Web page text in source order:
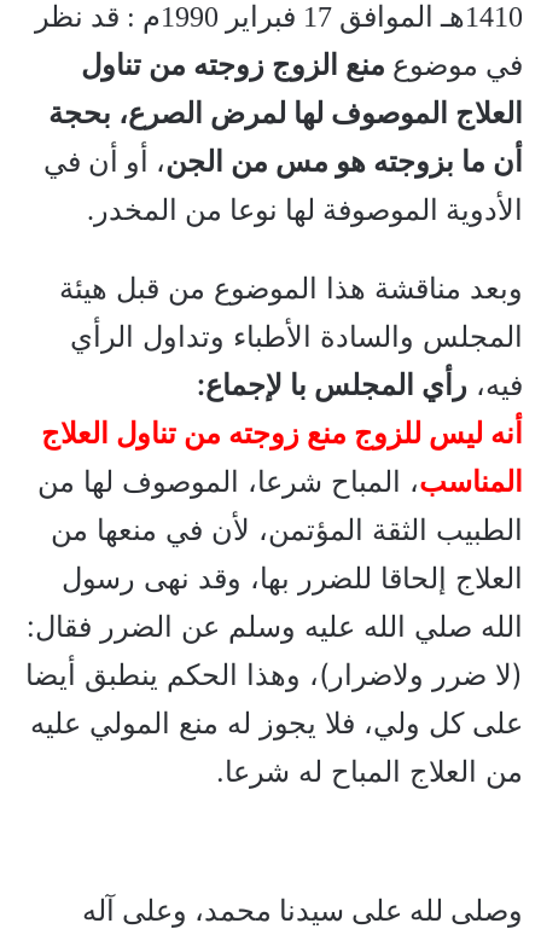
1410هـ الموافق 17 فبراير 1990م : قد نظر
في موضوع منع الزوج زوجته من تناول
العلاج الموصوف لها لمرض الصرع، بحجة
أن ما بزوجته هو مس من الجن، أو أن في
الأدوية الموصوفة لها نوعا من المخدر.
وبعد مناقشة هذا الموضوع من قبل هيئة
المجلس والسادة الأطباء وتداول الرأي
فيه، رأي المجلس با لإجماع:
أنه ليس للزوج منع زوجته من تناول العلاج
المناسب، المباح شرعا، الموصوف لها من
الطبيب الثقة المؤتمن، لأن في منعها من
العلاج إلحاقا للضرر بها، وقد نهى رسول
الله صلي الله عليه وسلم عن الضرر فقال:
(لا ضرر ولاضرار)، وهذا الحكم ينطبق أيضا
على كل ولي، فلا يجوز له منع المولي عليه
من العلاج المباح له شرعا.
وصلى لله على سيدنا محمد، وعلى آله